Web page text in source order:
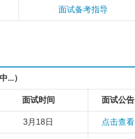
面试备考指导
...）
面试时间 面试公告
3月18日 点击查看